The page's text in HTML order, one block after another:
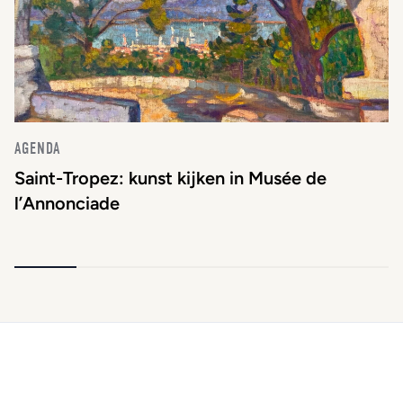
AGENDA
Saint-Tropez: kunst kijken in Musée de
l’Annonciade